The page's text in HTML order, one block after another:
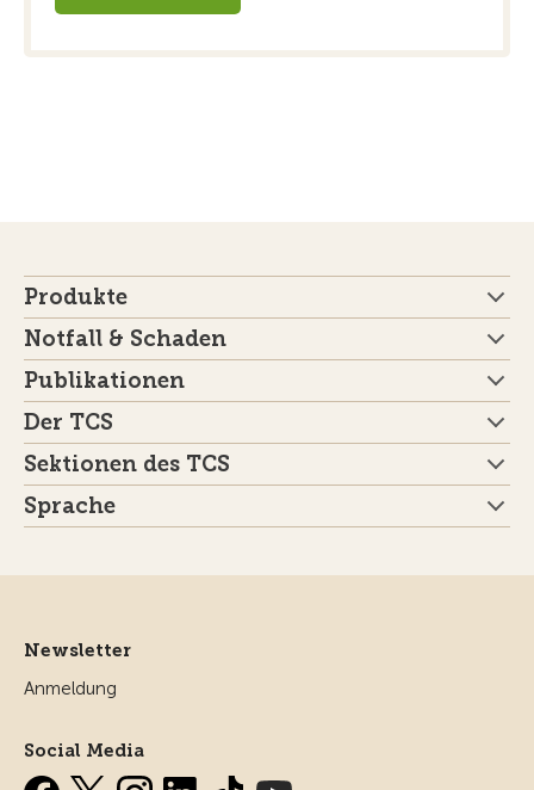
Produkte
Notfall & Schaden
Publikationen
Der TCS
Sektionen des TCS
Sprache
Newsletter
Anmeldung
Social Media